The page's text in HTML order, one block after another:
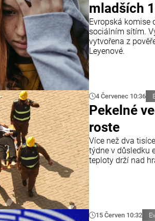
mladších
Evropská komise
sociálním sítím.
vytvořena z
Leyenové.
4 Červenec 10:36
Pekelné
roste
Více než dva
týdne v důsledku
teploty drží nad
15 Červen 10:32